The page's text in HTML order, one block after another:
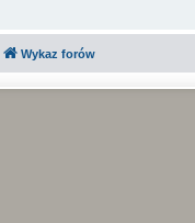
Wykaz forów